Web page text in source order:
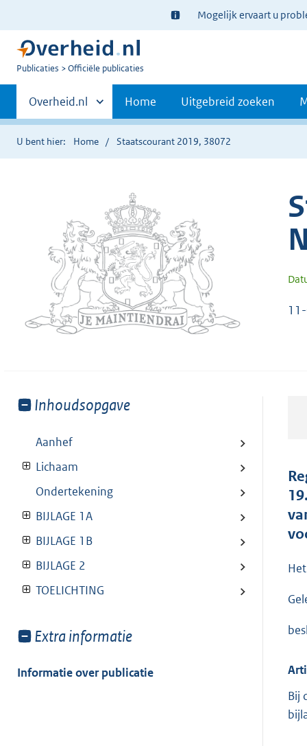
Ter
informatie:
Mogelijk ervaart u
U
Publicaties Officiële publicaties
Primaire
navigatie
Andere
sites
binnen
Overheid.nl Home Uitgebreid zoeken
U bent hier: Home Staatscourant 2019, 38072
Toon
van:
Inhoudsopgave
Aanhef
Lichaam
Ondertekening
BIJLAGE 1A
BIJLAGE 1B
BIJLAGE 2
TOELICHTING
Toon
van:
Extra informatie
Informatie over publicatie
Bij